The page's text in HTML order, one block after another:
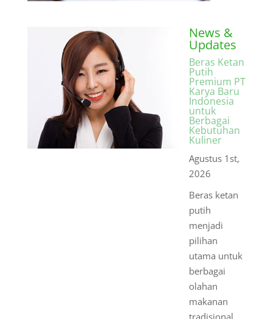
News &
Updates
Beras Ketan
Putih
Premium PT
Karya Baru
Indonesia
untuk
Berbagai
Kebutuhan
Kuliner
Agustus 1st,
2026
Beras ketan
putih
menjadi
pilihan
utama untuk
berbagai
olahan
makanan
tradisional